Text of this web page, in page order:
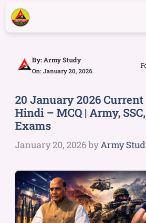
By:Army Study
On: January 20, 2026
20 January 2026
Hindi – MCQ | Army,
Exams
January 20, 2026byArmy